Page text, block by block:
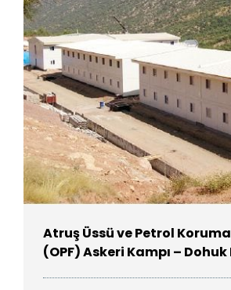
Atruş Üssü ve Petrol
(OPF) Askeri Kampı –